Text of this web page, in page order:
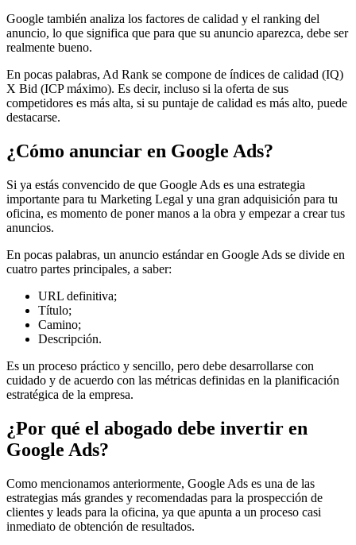
Google también analiza los factores de calidad y el ranking del
anuncio, lo que significa que para que su anuncio aparezca, debe ser
realmente bueno.
En pocas palabras, Ad Rank se compone de índices de calidad (IQ)
X Bid (ICP máximo). Es decir, incluso si la oferta de sus
competidores es más alta, si su puntaje de calidad es más alto, puede
destacarse.
¿Cómo anunciar en Google Ads?
Si ya estás convencido de que Google Ads es una estrategia
importante para tu Marketing Legal y una gran adquisición para tu
oficina, es momento de poner manos a la obra y empezar a crear tus
anuncios.
En pocas palabras, un anuncio estándar en Google Ads se divide en
cuatro partes principales, a saber:
URL definitiva;
Título;
Camino;
Descripción.
Es un proceso práctico y sencillo, pero debe desarrollarse con
cuidado y de acuerdo con las métricas definidas en la planificación
estratégica de la empresa.
¿Por qué el abogado debe invertir en
Google Ads?
Como mencionamos anteriormente, Google Ads es una de las
estrategias más grandes y recomendadas para la prospección de
clientes y leads para la oficina, ya que apunta a un proceso casi
inmediato de obtención de resultados.